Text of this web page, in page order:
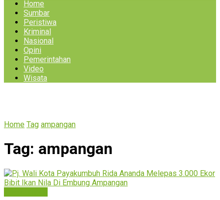
Home
Sumbar
Peristiwa
Kriminal
Nasional
Opini
Pemerintahan
Video
Wisata
Home Tag ampangan
Tag: ampangan